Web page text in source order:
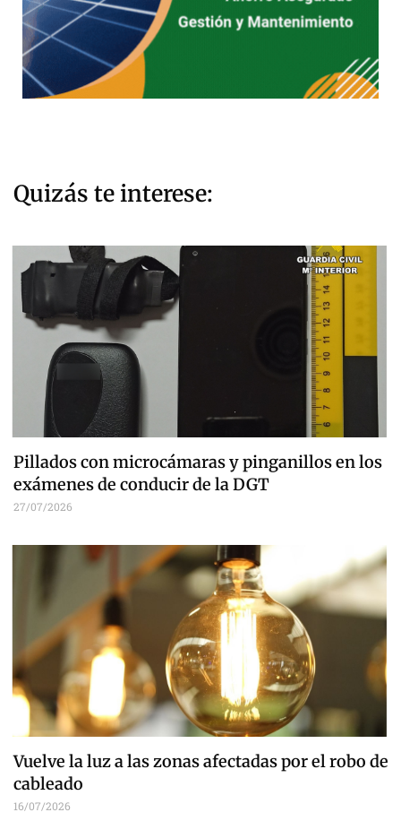
Quizás te interese:
Pillados con microcámaras y pinganillos en los
exámenes de conducir de la DGT
27/07/2026
Vuelve la luz a las zonas afectadas por el robo de
cableado
16/07/2026